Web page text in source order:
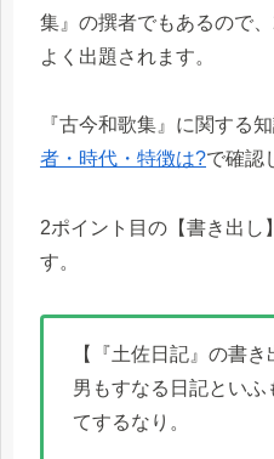
集』の撰者でもあるので
よく出題されます。
『古今和歌集』に関する
者・時代・特徴は?で確認
2ポイント目の【書き出し
す。
【『土佐日記』の書き
男もすなる日記といふ
てするなり。